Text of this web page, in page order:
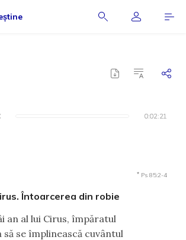
0:02:21
0:02:21
* Ps 85:2-4
Întoarcerea din robie
an al lui Cirus, împăratul
să se împlinească cuvântul